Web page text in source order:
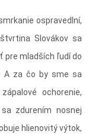
ospravedlní,
Slovákov sa
pre mladších ľudí do
A za čo by sme sa
ochorenie,
zdurením nosnej
hlienovitý výtok,